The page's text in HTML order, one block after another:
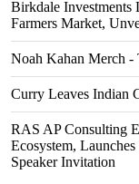
Birkdale Investments
Farmers Market,
Noah Kahan Merch -
Curry Leaves Indian
RAS AP Consulting
Ecosystem,
Speaker Invitation